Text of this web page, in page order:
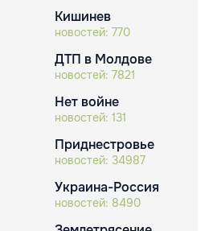
Кишинев
новостей: 770
ДТП в Молдове
новостей: 7821
Нет войне
новостей: 131
Приднестровье
новостей: 34987
Украина-Россия
новостей: 8490